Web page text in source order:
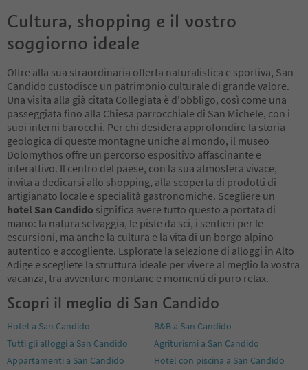
Cultura, shopping e il vostro
soggiorno ideale
Oltre alla sua straordinaria offerta naturalistica e sportiva, San
Candido custodisce un patrimonio culturale di grande valore.
Una visita alla già citata Collegiata è d'obbligo, così come una
passeggiata fino alla Chiesa parrocchiale di San Michele, con i
suoi interni barocchi. Per chi desidera approfondire la storia
geologica di queste montagne uniche al mondo, il museo
Dolomythos offre un percorso espositivo affascinante e
interattivo. Il centro del paese, con la sua atmosfera vivace,
invita a dedicarsi allo shopping, alla scoperta di prodotti di
artigianato locale e specialità gastronomiche. Scegliere un
hotel San Candido significa avere tutto questo a portata di
mano: la natura selvaggia, le piste da sci, i sentieri per le
escursioni, ma anche la cultura e la vita di un borgo alpino
autentico e accogliente. Esplorate la selezione di alloggi in Alto
Adige e scegliete la struttura ideale per vivere al meglio la vostra
vacanza, tra avventure montane e momenti di puro relax.
Scopri il meglio di San Candido
Hotel a San Candido
B&B a San Candido
Tutti gli alloggi a San Candido
Agriturismi a San Candido
Appartamenti a San Candido
Hotel con piscina a San Candido